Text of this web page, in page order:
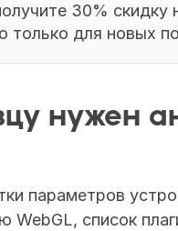
30% скидку
для новых
нужен
параметров
WebGL, список